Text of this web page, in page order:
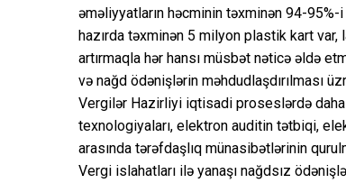
əməliyyatların həcminin təxminən 94-95%-i
hazırda təxminən 5 milyon plastik kart var,
artırmaqla hər hansı müsbət nəticə əldə
və nağd ödənişlərin məhdudlaşdırılması
Vergilər Hazirliyi iqtisadi proseslərdə
texnologiyaları, elektron auditin tətbiqi,
arasında tərəfdaşlıq münasibətlərinin
Vergi islahatları ilə yanaşı nağdsız